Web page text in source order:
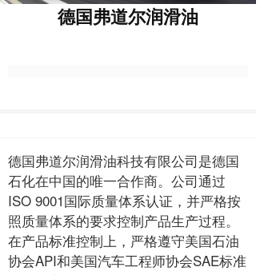
德国弗道尔润滑油
德国弗道尔润滑油科技有限公司是德国
石化在中国的唯一合作商。公司通过
ISO 9001国际质量体系认证，并严格按
照质量体系的要求控制产品生产过程。
在产品标准控制上，严格遵守美国石油
协会API和美国汽车工程师协会SAE标准